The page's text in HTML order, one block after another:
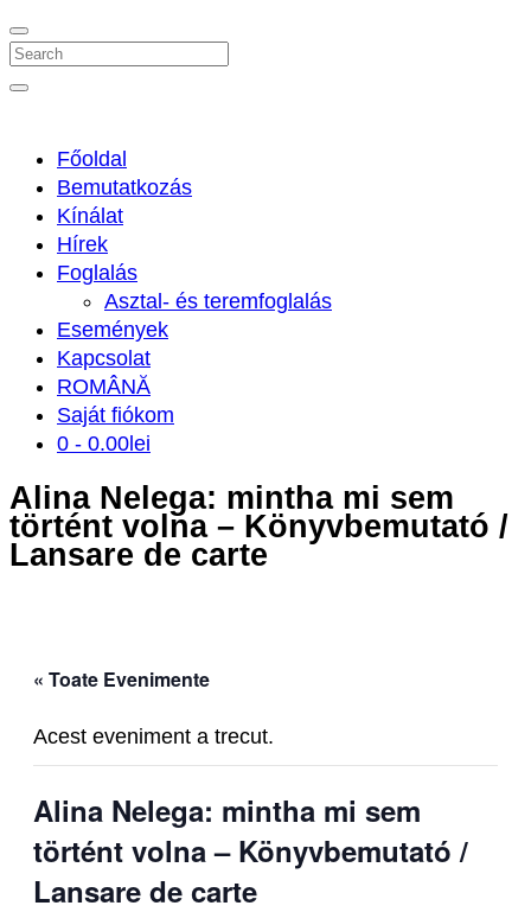
Search
Főoldal
Bemutatkozás
Kínálat
Hírek
Foglalás
Asztal- és teremfoglalás
Események
Kapcsolat
ROMÂNĂ
Saját fiókom
0 - 0.00 lei
Alina Nelega: mintha mi sem
történt volna – Könyvbemutató /
Lansare de carte
« Toate Evenimente
Acest eveniment a trecut.
Alina Nelega: mintha mi sem
történt volna – Könyvbemutató /
Lansare de carte